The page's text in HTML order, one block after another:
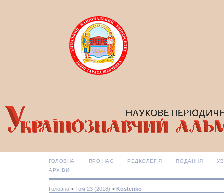
ГОЛОВНА ПРО НАС РЕДКОЛЕГІЯ ПОДАННЯ
АРХІВИ
Головна > Том 23 (2018) > Kostenko